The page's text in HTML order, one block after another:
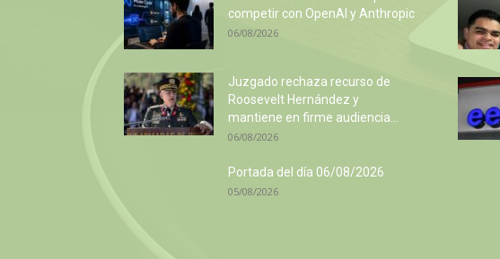
competir con OpenAI y Anthropic
06/08/2026
Juzgado rechaza recurso de
Roosevelt Hernández y
mantiene en firme audiencia...
06/08/2026
Portada del día 06/08/2026
05/08/2026